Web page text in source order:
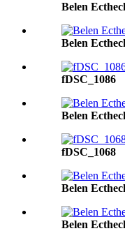
Belen
Belen
fDSC_1086
Belen
fDSC_1068
Belen
Belen